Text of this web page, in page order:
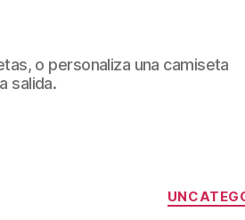
o personaliza una camiseta
salida.